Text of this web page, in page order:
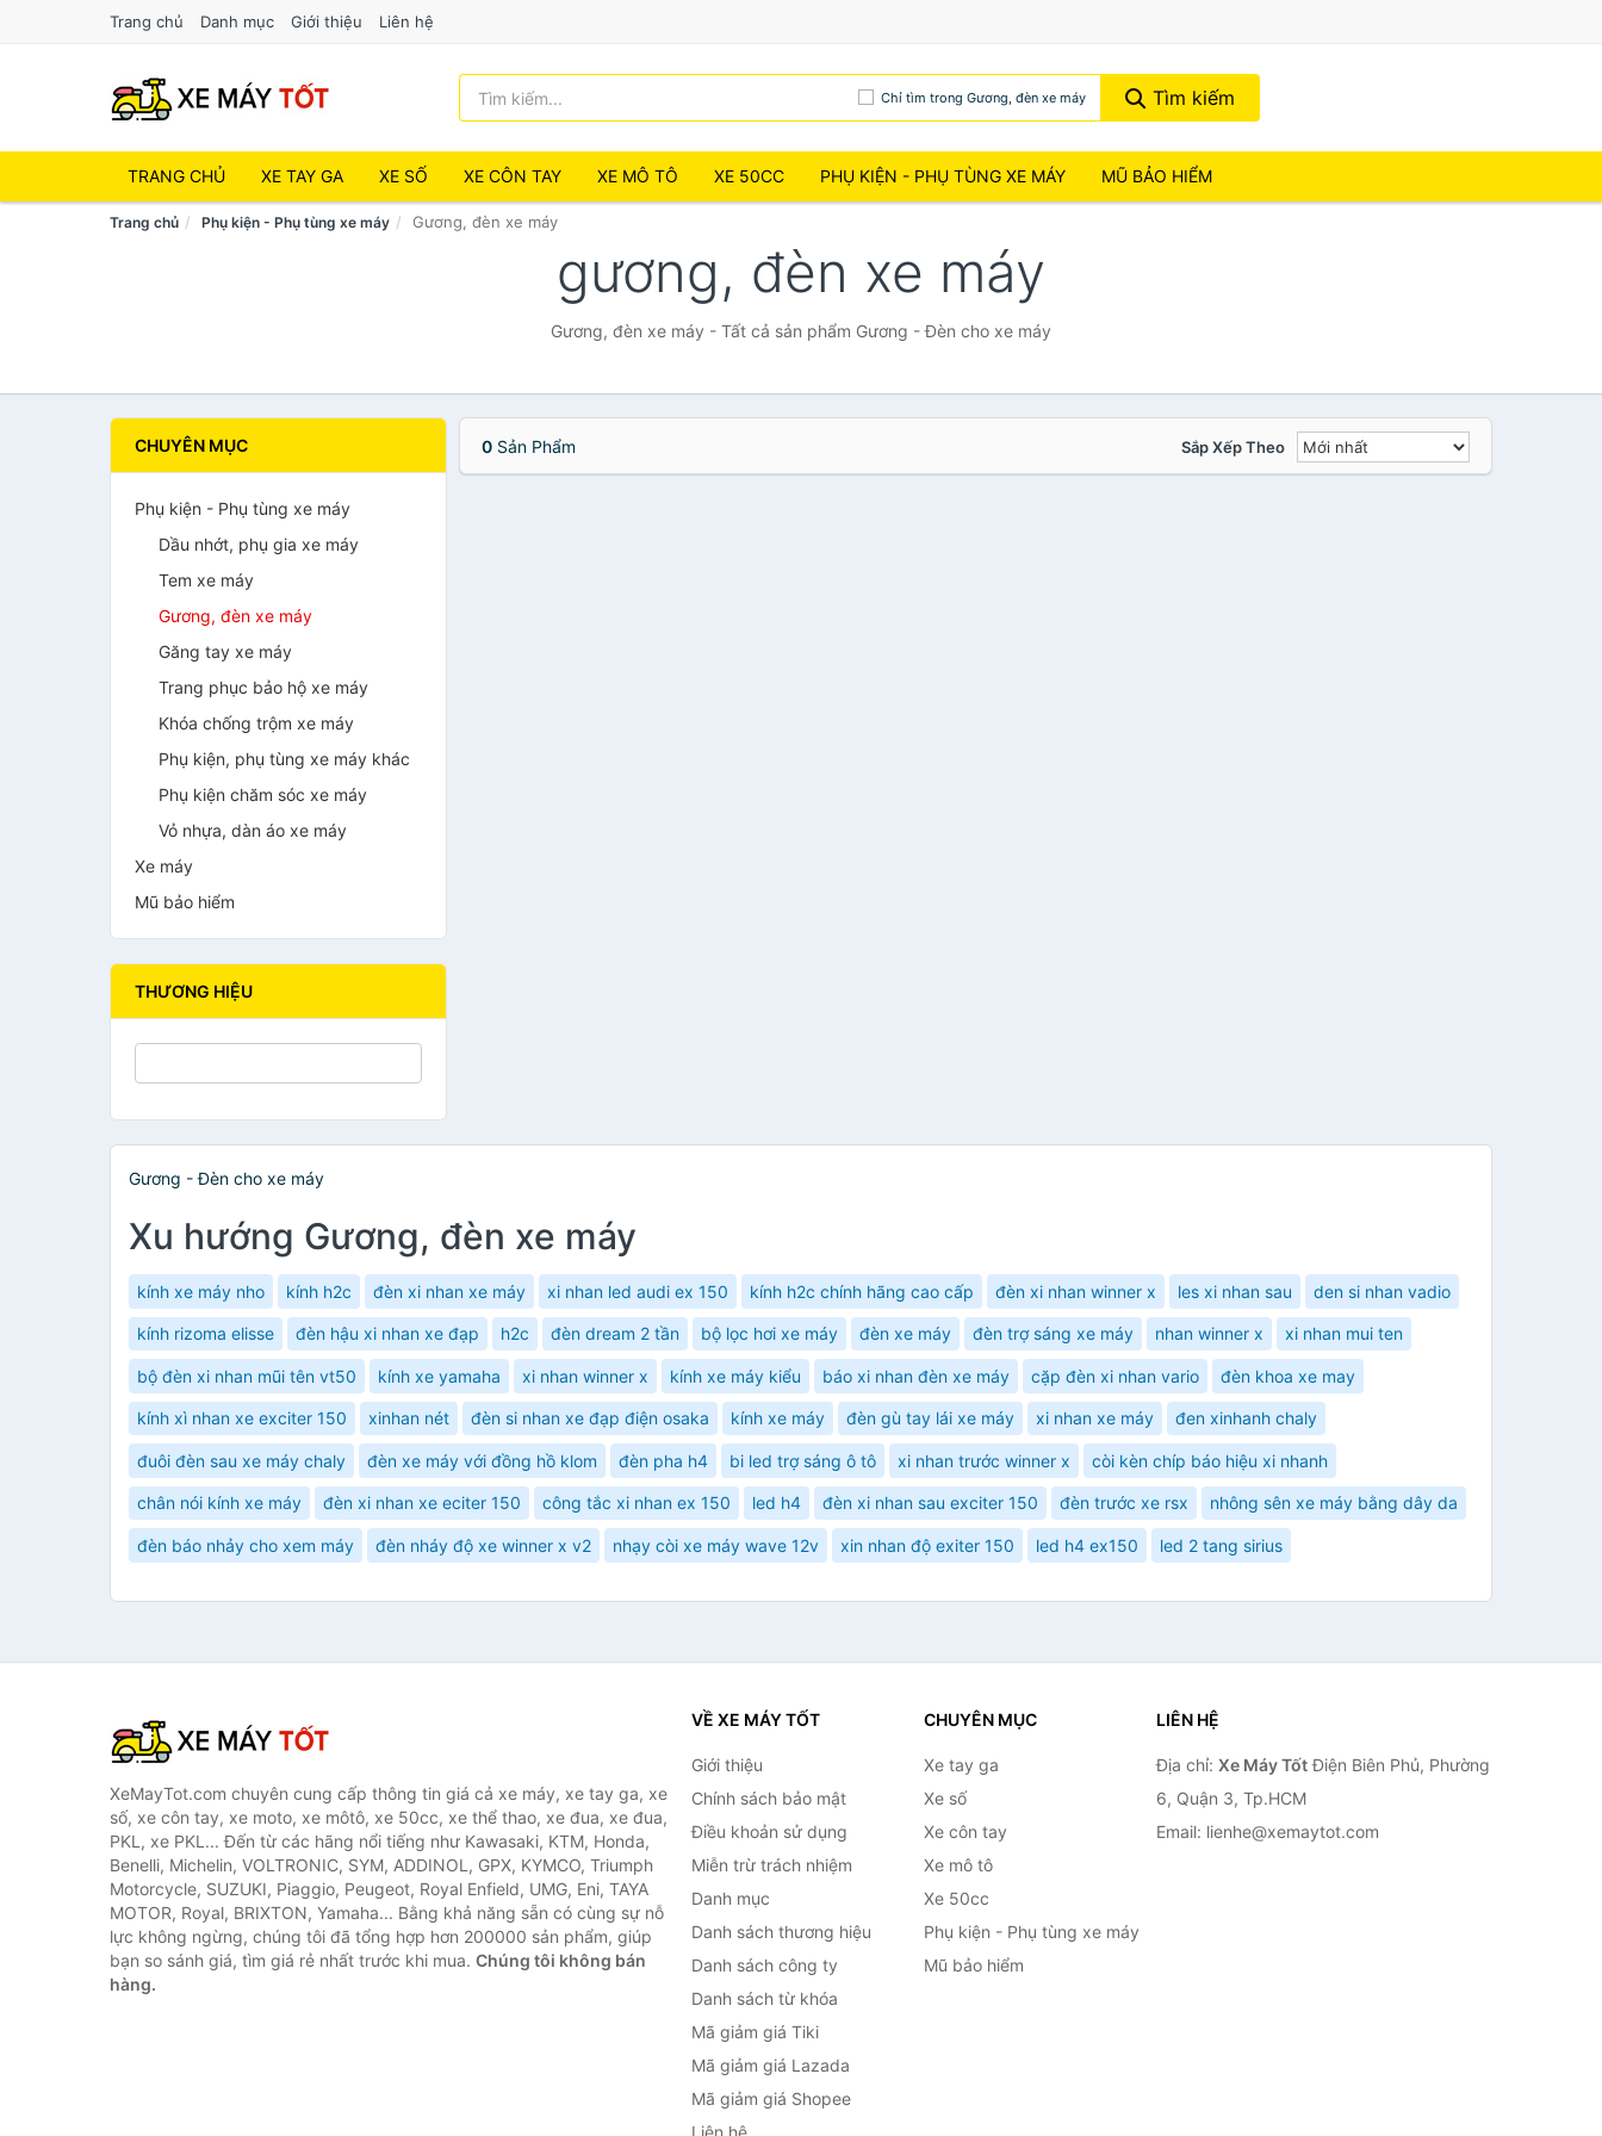
Trang chủ Danh mục Giới thiệu Liên hệ
Chỉ tìm trong Gương, đèn xe máy Tìm kiếm
TRANG CHỦ XE TAY GA XE SỐ XE CÔN TAY XE MÔ TÔ XE 50CC PHỤ KIỆN - PHỤ TÙNG XE MÁY MŨ BẢO HIỂM
Trang chủ Phụ kiện - Phụ tùng xe máy Gương, đèn xe máy
gương, đèn xe máy
Gương, đèn xe máy - Tất cả sản phẩm Gương - Đèn cho xe máy
CHUYÊN MỤC
Phụ kiện - Phụ tùng xe máy
Dầu nhớt, phụ gia xe máy
Tem xe máy
Gương, đèn xe máy
Găng tay xe máy
Trang phục bảo hộ xe máy
Khóa chống trộm xe máy
Phụ kiện, phụ tùng xe máy khác
Phụ kiện chăm sóc xe máy
Vỏ nhựa, dàn áo xe máy
Xe máy
Mũ bảo hiểm
THƯƠNG HIỆU
0Sản Phẩm Sắp Xếp Theo
Gương - Đèn cho xe máy
Xu hướng Gương, đèn xe máy
kính xe máy nho kính h2c đèn xi nhan xe máy xi nhan led audi ex 150 kính h2c chính hãng cao cấp đèn xi nhan winner x les xi nhan sau den si nhan vadio
kính rizoma elisse đèn hậu xi nhan xe đạp h2c đèn dream 2 tần bộ lọc hơi xe máy đèn xe máy đèn trợ sáng xe máy nhan winner x xi nhan mui ten
bộ đèn xi nhan mũi tên vt50 kính xe yamaha xi nhan winner x kính xe máy kiểu báo xi nhan đèn xe máy cặp đèn xi nhan vario đèn khoa xe may
kính xì nhan xe exciter 150 xinhan nét đèn si nhan xe đạp điện osaka kính xe máy đèn gù tay lái xe máy xi nhan xe máy đen xinhanh chaly
đuôi đèn sau xe máy chaly đèn xe máy với đồng hồ klom đèn pha h4 bi led trợ sáng ô tô xi nhan trước winner x còi kèn chíp báo hiệu xi nhanh
chân nói kính xe máy đèn xi nhan xe eciter 150 công tắc xi nhan ex 150 led h4 đèn xi nhan sau exciter 150 đèn trước xe rsx nhông sên xe máy bằng dây da
đèn báo nhảy cho xem máy đèn nháy độ xe winner x v2 nhạy còi xe máy wave 12v xin nhan độ exiter 150 led h4 ex150 led 2 tang sirius
XeMayTot.com chuyên cung cấp thông tin giá cả xe máy, xe tay ga, xe
số, xe côn tay, xe moto, xe môtô, xe 50cc, xe thể thao, xe đua, xe đua,
PKL, xe PKL... Đến từ các hãng nổi tiếng như Kawasaki, KTM, Honda,
Benelli, Michelin, VOLTRONIC, SYM, ADDINOL, GPX, KYMCO, Triumph
Motorcycle, SUZUKI, Piaggio, Peugeot, Royal Enfield, UMG, Eni, TAYA
MOTOR, Royal, BRIXTON, Yamaha... Bằng khả năng sẵn có cùng sự nỗ
lực không ngừng, chúng tôi đã tổng hợp hơn 200000 sản phẩm, giúp
bạn so sánh giá, tìm giá rẻ nhất trước khi mua. Chúng tôi không bán
hàng.
VỀ XE MÁY TỐT
Giới thiệu
Chính sách bảo mật
Điều khoản sử dụng
Miễn trừ trách nhiệm
Danh mục
Danh sách thương hiệu
Danh sách công ty
Danh sách từ khóa
Mã giảm giá Tiki
Mã giảm giá Lazada
Mã giảm giá Shopee
Liên hệ
CHUYÊN MỤC
Xe tay ga
Xe số
Xe côn tay
Xe mô tô
Xe 50cc
Phụ kiện - Phụ tùng xe máy
Mũ bảo hiểm
LIÊN HỆ
Địa chỉ: Xe Máy TốtĐiện Biên Phủ, Phường
6, Quận 3, Tp.HCM
Email: lienhe@xemaytot.com